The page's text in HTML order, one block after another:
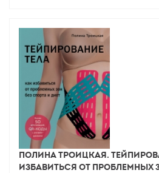
Полина Троицкая.
избавиться от проблемных